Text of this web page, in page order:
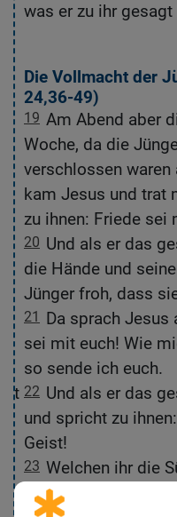
was er zu ihr gesagt
Die Vollmacht der
24,36-49)
19 Am Abend aber
Woche, da die
verschlossen waren
kam Jesus und trat
zu ihnen: Friede sei
20 Und als er das
die Hände und
Jünger froh, dass
21 Da sprach Jesus
sei mit euch! Wie
so sende ich euch.
22 Und als er das
und spricht zu
Geist!
23 Welchen ihr die
sie erlassen;